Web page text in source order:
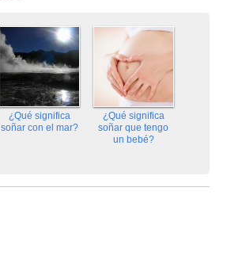
¿Qué significa
soñar con el mar?
¿Qué significa
soñar que tengo
un bebé?